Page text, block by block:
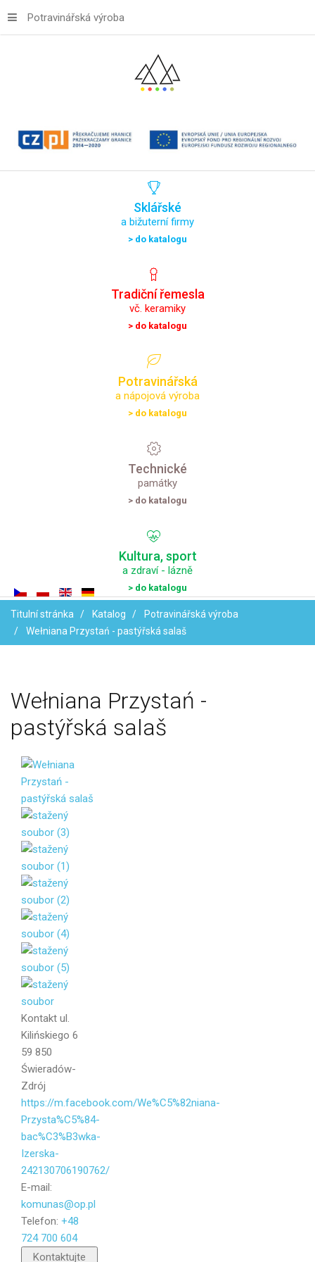
Potravinářská výroba
Sklářské
a bižuterní firmy
> do katalogu
Tradiční řemesla
vč. keramiky
> do katalogu
Potravinářská
a nápojová výroba
> do katalogu
Technické
památky
> do katalogu
Kultura, sport
a zdraví - lázně
> do katalogu
Titulní stránka Katalog
Potravinářská výroba
Wełniana Przystań - pastýřská salaš
Wełniana Przystań -
pastýřská salaš
Kontakt ul.
Kilińskiego 6
59 850
Świeradów-
Zdrój
https://m.facebook.com/We%C5%82niana-
Przysta%C5%84-
bac%C3%B3wka-
Izerska-
242130706190762/
E-mail:
komunas@op.pl
Telefon: +48
724 700 604
Kontaktujte
Vaše jméno
Váš e-mail
Zpráva
Poslat